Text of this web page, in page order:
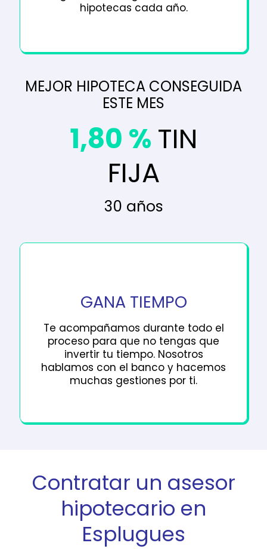
hipotecas cada año.
MEJOR HIPOTECA CONSEGUIDA
ESTE MES
1,80 % TIN
FIJA
30 años
GANA TIEMPO
Te acompañamos durante todo el
proceso para que no tengas que
invertir tu tiempo. Nosotros
hablamos con el banco y hacemos
muchas gestiones por ti.
Contratar un asesor
hipotecario en
Esplugues